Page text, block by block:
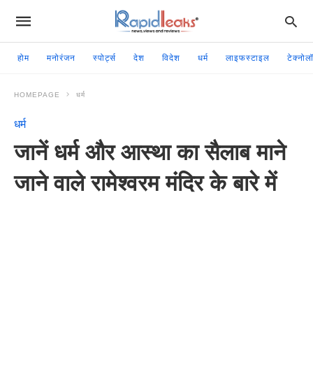
होम मनोरंजन स्पोर्ट्स देश विदेश धर्म लाइफस्टाइल
HOMEPAGE धर्म
धर्म
जानें धर्म और आस्था का सैलाब माने
जाने वाले रामेश्वरम मंदिर के बारे में